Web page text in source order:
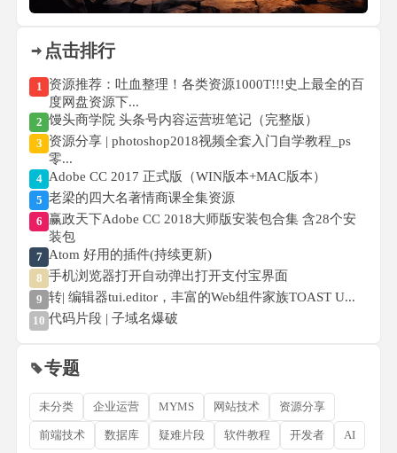
点击排行
1 资源推荐：吐血整理！各类资源1000T!!!史上最全的百
度网盘资源下...
2 馒头商学院 头条号内容运营班笔记（完整版）
3 资源分享 | photoshop2018视频全套入门自学教程_ps
零...
4 Adobe CC 2017 正式版（WIN版本+MAC版本）
5 老梁的四大名著情商课全集资源
6 赢政天下Adobe CC 2018大师版安装包合集 含28个安
装包
7 Atom 好用的插件(持续更新)
8 手机浏览器打开自动弹出打开支付宝界面
9 转| 编辑器tui.editor，丰富的Web组件家族TOAST U...
10 代码片段 | 子域名爆破
专题
未分类 企业运营 MYMS 网站技术 资源分享
前端技术 数据库 疑难片段 软件教程 开发者 AI